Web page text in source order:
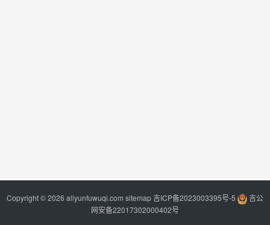
Copyright © 2026 aliyunfuwuqi.com sitemap吉ICP备2023003395号-5
吉公
网安备22017302000402号